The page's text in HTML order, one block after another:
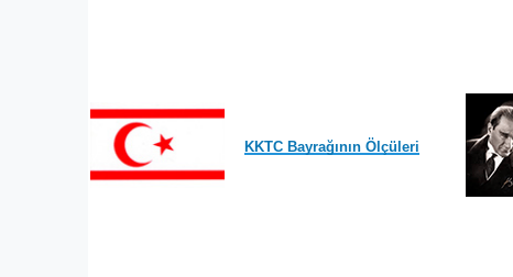
KKTC Bayrağının Ölçüleri